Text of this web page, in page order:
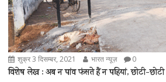
शुक्र 3 दिसम्बर, 2021 भारत न्यूज़ 0
विशेष लेख : अब न पांव फंसते हैं न पहियां, छोटी-छोटी